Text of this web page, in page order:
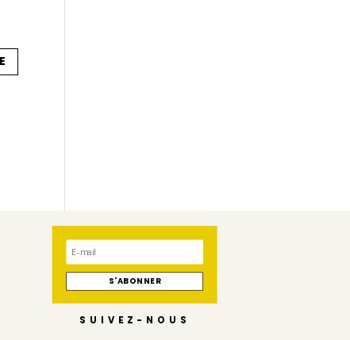
S'ABONNER
SUIVEZ-NOUS